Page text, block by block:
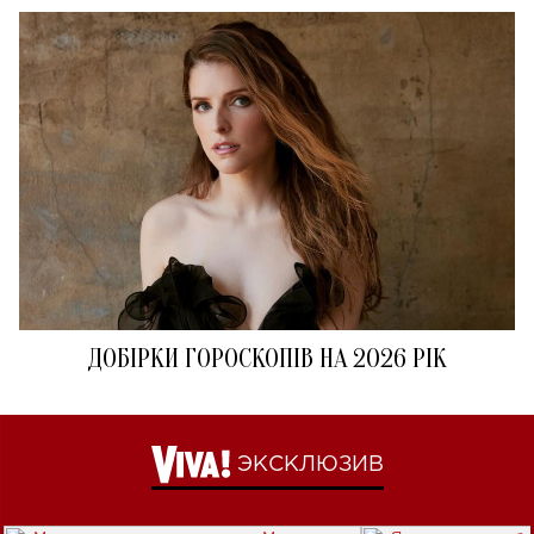
ДОБІРКИ ГОРОСКОПІВ НА 2026 РІК
ЭКСКЛЮЗИВ